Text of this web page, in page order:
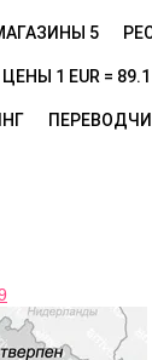
5
ЦЕНЫ 1 EUR =